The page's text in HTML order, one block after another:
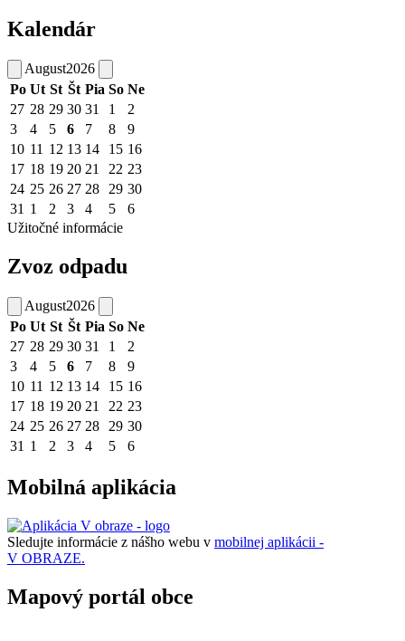
Kalendár
August2026
Po Ut St Št Pia So Ne
27 28 29 30 31 1
2
3
4 5 6 7 8
9
10 11 12 13 14 15 16
17 18 19 20 21 22 23
24 25 26 27 28 29 30
31 1 2 3 4 5
6
Užitočné informácie
Zvoz odpadu
August2026
Po Ut St Št Pia So Ne
27 28 29 30 31 1
2
3
4 5 6 7 8
9
10 11 12 13 14 15 16
17 18 19 20 21 22 23
24 25 26 27 28 29 30
31 1 2 3 4 5 6
Mobilná aplikácia
Sledujte informácie z nášho webu v mobilnej aplikácii -
V OBRAZE.
Mapový portál obce